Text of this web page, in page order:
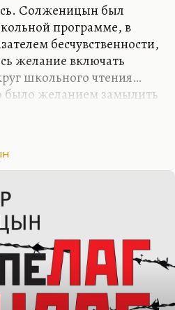
Солженицын был
программе, в
бесчувственности,
желание включать
школьного чтения…
было желанием замылить
как скучная обязаловка.
миллионами, потому что
Солженицын
были сенсацией, да и
сенсацией – по первым
документов.
газетных.